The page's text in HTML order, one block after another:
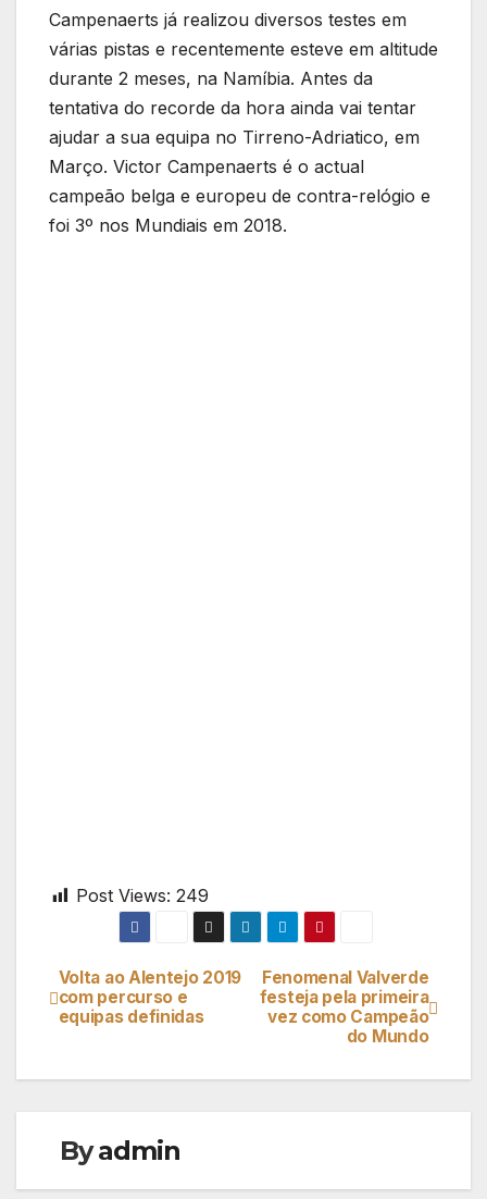
Campenaerts já realizou diversos testes em
várias pistas e recentemente esteve em altitude
durante 2 meses, na Namíbia. Antes da
tentativa do recorde da hora ainda vai tentar
ajudar a sua equipa no Tirreno-Adriatico, em
Março. Victor Campenaerts é o actual
campeão belga e europeu de contra-relógio e
foi 3º nos Mundiais em 2018.
Post Views: 249
Navegação
de
artigos
Fenomenal Valverde
festeja pela primeira
vez como Campeão
do Mundo
Volta ao Alentejo 2019
com percurso e
equipas definidas
Byadmin